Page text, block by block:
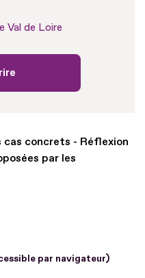
Val de Loire
concrets - Réflexion
par les
par navigateur)